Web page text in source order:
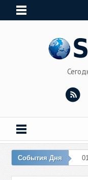
События Дня